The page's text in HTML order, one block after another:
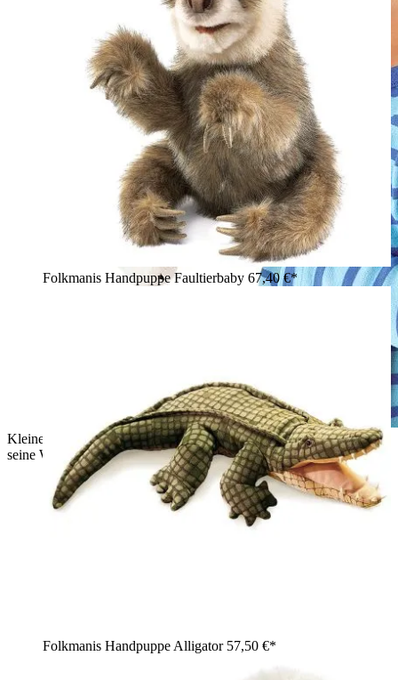
Kleiner Junge hält weiße Folkmanis Eisbär-Handpuppe an
seine Wange und lächelt in die Kamera
Folkmanis Handpuppe Faultierbaby 67,40 €*
Folkmanis Handpuppe Alligator 57,50 €*